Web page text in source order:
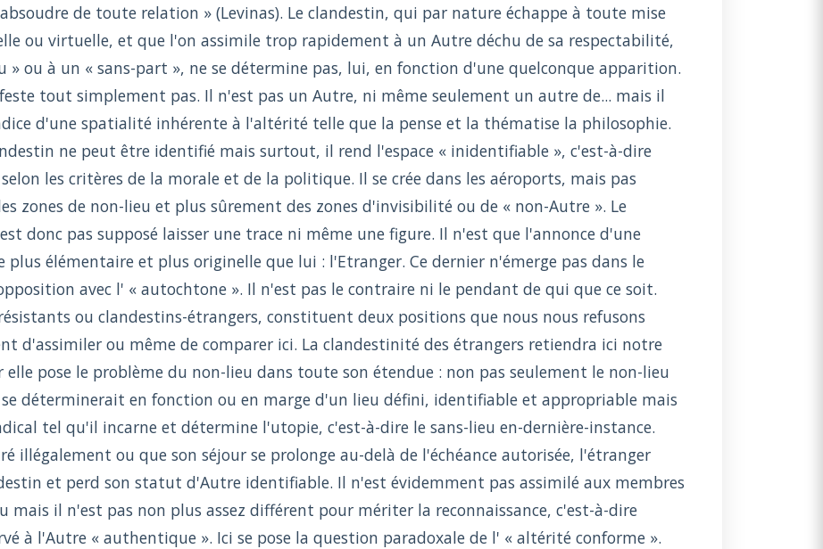
de toute relation » (Levinas). Le clandestin, qui par nature échappe à toute mise
ou virtuelle, et que l'on assimile trop rapidement à un Autre déchu de sa respectabilité,
» ou à un « sans-part », ne se détermine pas, lui, en fonction d'une quelconque apparition.
tout simplement pas. Il n'est pas un Autre, ni même seulement un autre de... mais il
d'une spatialité inhérente à l'altérité telle que la pense et la thématise la philosophie.
ne peut être identifié mais surtout, il rend l'espace « inidentifiable », c'est-à-dire
les critères de la morale et de la politique. Il se crée dans les aéroports, mais pas
zones de non-lieu et plus sûrement des zones d'invisibilité ou de « non-Autre ». Le
donc pas supposé laisser une trace ni même une figure. Il n'est que l'annonce d'une
plus élémentaire et plus originelle que lui : l'Etranger. Ce dernier n'émerge pas dans le
avec l' « autochtone ». Il n'est pas le contraire ni le pendant de qui que ce soit.
ou clandestins-étrangers, constituent deux positions que nous nous refusons
d'assimiler ou même de comparer ici. La clandestinité des étrangers retiendra ici notre
pose le problème du non-lieu dans toute son étendue : non pas seulement le non-lieu
déterminerait en fonction ou en marge d'un lieu défini, identifiable et appropriable mais
tel qu'il incarne et détermine l'utopie, c'est-à-dire le sans-lieu en-dernière-instance.
illégalement ou que son séjour se prolonge au-delà de l'échéance autorisée, l'étranger
et perd son statut d'Autre identifiable. Il n'est évidemment pas assimilé aux membres
mais il n'est pas non plus assez différent pour mériter la reconnaissance, c'est-à-dire
à l'Autre « authentique ». Ici se pose la question paradoxale de l' « altérité conforme ».